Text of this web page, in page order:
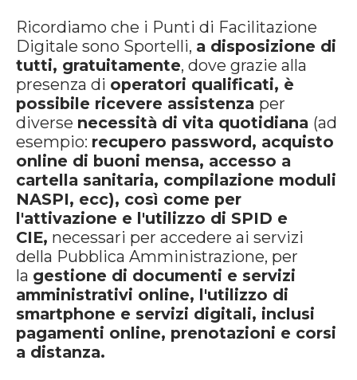
Ricordiamo che i Punti di Facilitazione
Digitale sono Sportelli, a disposizione di
tutti, gratuitamente, dove grazie alla
presenza di operatori qualificati, è
possibile ricevere assistenza per
diverse necessità di vita quotidiana (ad
esempio: recupero password, acquisto
online di buoni mensa, accesso a
cartella sanitaria, compilazione moduli
NASPI, ecc), così come per
l'attivazione e l'utilizzo di SPID e
CIE, necessari per accedere ai servizi
della Pubblica Amministrazione, per
la gestione di documenti e servizi
amministrativi online, l'utilizzo di
smartphone e servizi digitali, inclusi
pagamenti online, prenotazioni e corsi
a distanza.